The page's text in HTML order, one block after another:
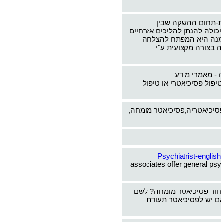
תחום ההשקה שבין
להנתן להליכים אזרחיים
היא המפתח להצלחה
בצורה מקצועית ע"י
- מאמרי מידע
פסיכיאטרי או טיפול
מומחה,
Psychiatrist-english
associates offer general
פסיכיאטר מומחה? לשם
יש לפסיכיאטר תעודת